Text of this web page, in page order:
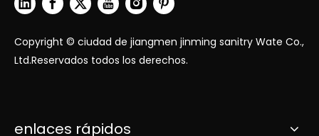
Copyright © ciudad de jiangmen jinming sanitry Wate Co.,
Ltd.Reservados todos los derechos.
enlaces rápidos